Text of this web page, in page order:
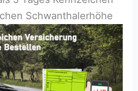
Schwanthalerhöhe